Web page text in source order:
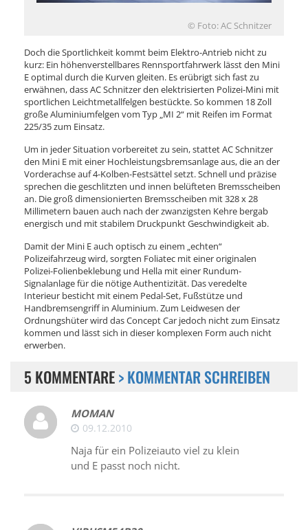
© Foto: AC Schnitzer
Doch die Sportlichkeit kommt beim Elektro-Antrieb nicht zu
kurz: Ein höhenverstellbares Rennsportfahrwerk lässt den Mini
E optimal durch die Kurven gleiten. Es erübrigt sich fast zu
erwähnen, dass AC Schnitzer den elektrisierten Polizei-Mini mit
sportlichen Leichtmetallfelgen bestückte. So kommen 18 Zoll
große Aluminiumfelgen vom Typ „MI 2“ mit Reifen im Format
225/35 zum Einsatz.
Um in jeder Situation vorbereitet zu sein, stattet AC Schnitzer
den Mini E mit einer Hochleistungsbremsanlage aus, die an der
Vorderachse auf 4-Kolben-Festsättel setzt. Schnell und präzise
sprechen die geschlitzten und innen belüfteten Bremsscheiben
an. Die groß dimensionierten Bremsscheiben mit 328 x 28
Millimetern bauen auch nach der zwanzigsten Kehre bergab
energisch und mit stabilem Druckpunkt Geschwindigkeit ab.
Damit der Mini E auch optisch zu einem „echten“
Polizeifahrzeug wird, sorgten Foliatec mit einer originalen
Polizei-Folienbeklebung und Hella mit einer Rundum-
Signalanlage für die nötige Authentizität. Das veredelte
Interieur besticht mit einem Pedal-Set, Fußstütze und
Handbremsengriff in Aluminium. Zum Leidwesen der
Ordnungshüter wird das Concept Car jedoch nicht zum Einsatz
kommen und lässt sich in dieser komplexen Form auch nicht
erwerben.
5 KOMMENTARE> KOMMENTAR SCHREIBEN
MOMAN
09.12.2010
Naja für ein Polizeiauto viel zu klein
und E passt noch nicht.